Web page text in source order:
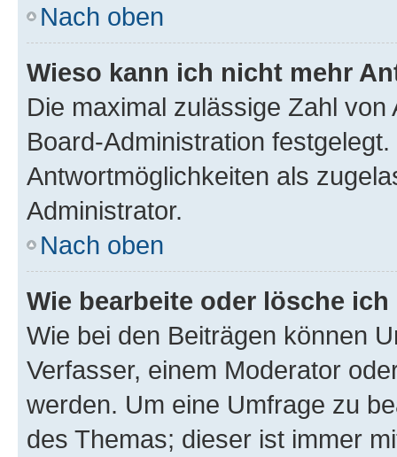
Nach oben
Wieso kann ich nicht mehr
Die maximal zulässige Zahl
Board-Administration
Antwortmöglichkeiten als
Administrator.
Nach oben
Wie bearbeite oder lösche
Wie bei den Beiträgen können
Verfasser, einem Moderator
werden. Um eine Umfrage zu
des Themas; dieser ist immer